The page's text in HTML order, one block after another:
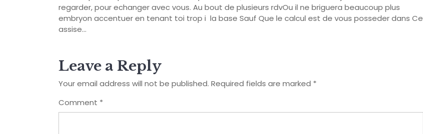
regarder, pour echanger avec vous. Au bout de plusieurs rdvOu il ne briguera beaucoup plus
embryon accentuer en tenant toi trop i la base Sauf Que le calcul est de vous posseder dans Ce
assise…
Leave a Reply
Your email address will not be published. Required fields are marked *
Comment *